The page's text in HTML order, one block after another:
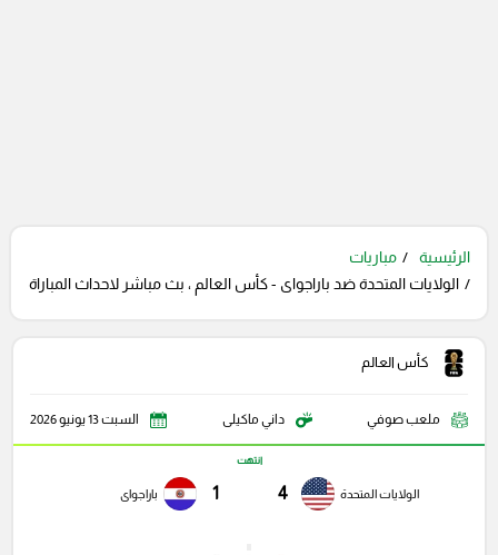
الرئيسية
مباريات
الولايات المتحدة ضد باراجواى - كأس العالم ، بث مباشر لاحداث المباراة
كأس العالم
ملعب صوفي داني ماكيلى السبت 13 يونيو 2026
الولايات المتحدة 4
انتهت
1 باراجواى